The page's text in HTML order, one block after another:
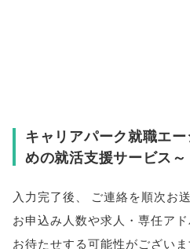
キャリアパーク就職エ
めの就活支援サービス～
入力完了後、 ご連絡を順次お
お申込み人数や求人・専任ア
お待たせする可能性がございま